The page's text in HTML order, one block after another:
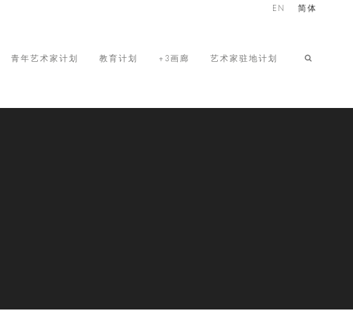
青年艺术家计划 教育计划 +3画廊 艺术家驻地计划
EN 简体